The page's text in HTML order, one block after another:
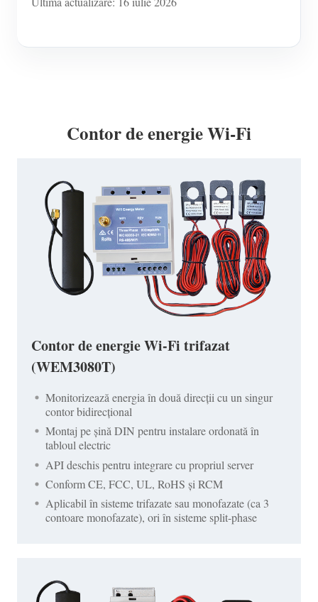
Contor de energie Wi-Fi
Contor de energie Wi-Fi trifazat
(WEM3080T)
Monitorizează energia în două direcții cu un singur
contor bidirecțional
Montaj pe șină DIN pentru instalare ordonată în
tabloul electric
API deschis pentru integrare cu propriul server
Conform CE, FCC, UL, RoHS și RCM
Aplicabil în sisteme trifazate sau monofazate (ca 3
contoare monofazate), ori în sisteme split-phase